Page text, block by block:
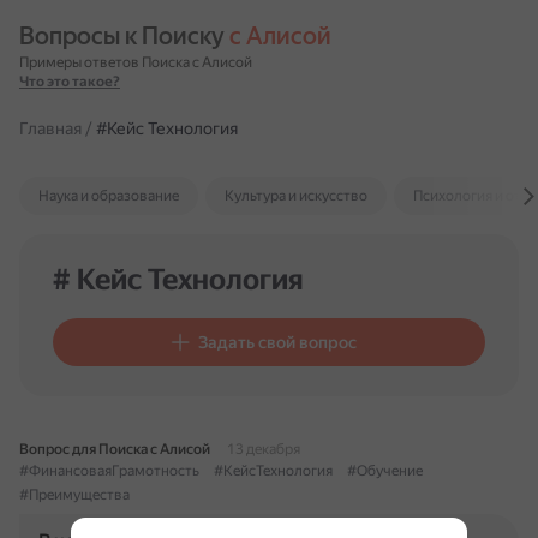
Вопросы к Поиску с Алисой
Примеры ответов Поиска с Алисой
Что это такое?
Главная / #Кейс Технология
Наука и образование Культура и искусство Психология и
# Кейс Технология
Задать свой вопрос
Вопрос для Поиска с Алисой
13 декабря
#ФинансоваяГрамотность
#КейсТехнология
#Обучение
#Преимущества